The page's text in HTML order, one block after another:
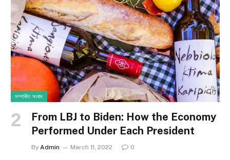
সম্পর্কিত সংবাদ
From LBJ to Biden: How the Economy
Performed Under Each President
By Admin March 11, 2022 0